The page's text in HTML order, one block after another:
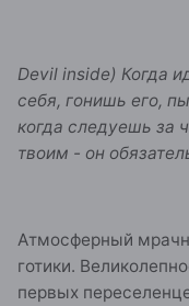
Devil inside) Когда
себя, гонишь его,
когда следуешь за
твоим - он
Атмосферный
готики.
первых